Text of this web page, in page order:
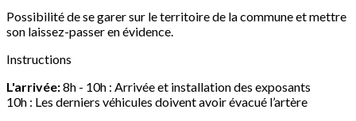
Possibilité de se garer sur le territoire de la commune et mettre
son laissez-passer en évidence.
Instructions
L'arrivée:8h - 10h : Arrivée et installation des exposants
10h : Les derniers véhicules doivent avoir évacué l’artère